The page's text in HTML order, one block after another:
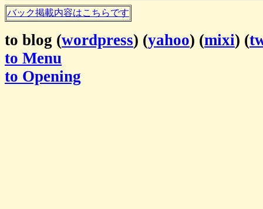
バック掲載内容はこちらです
to blog (wordpress) (yahoo) (mixi) (
to Menu
to Opening